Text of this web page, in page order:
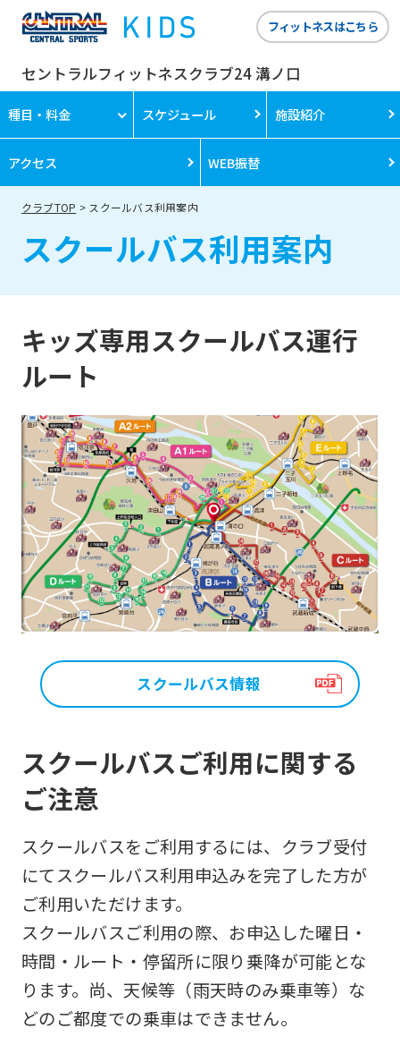
セントラルフィットネスクラブ24 溝ノ口
フィットネスはこちら
種目・料金 スケジュール 施設紹介
アクセス WEB振替
クラブTOP スクールバス利用案内
スクールバス利用案内
キッズ専用スクールバス運行
ルート
スクールバス情報
スクールバスご利用に関する
ご注意
スクールバスをご利用するには、クラブ受付
にてスクールバス利用申込みを完了した方が
ご利用いただけます。
スクールバスご利用の際、お申込した曜日・
時間・ルート・停留所に限り乗降が可能とな
ります。尚、天候等（雨天時のみ乗車等）な
どのご都度での乗車はできません。